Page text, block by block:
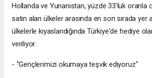
Hollanda ve Yunanistan, yüzde 33'lük oranla
satın alan ülkeler arasında en son sırada yer
ülkelerle kıyaslandığında Türkiye'de hediye
veriliyor.
- "Gençlerimizi okumaya teşvik ediyoruz"